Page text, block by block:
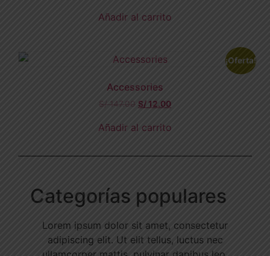
Añadir al carrito
¡Oferta!
Accessories
S/147.00 S/12.00
Añadir al carrito
Categorías populares
Lorem ipsum dolor sit amet, consectetur
adipiscing elit. Ut elit tellus, luctus nec